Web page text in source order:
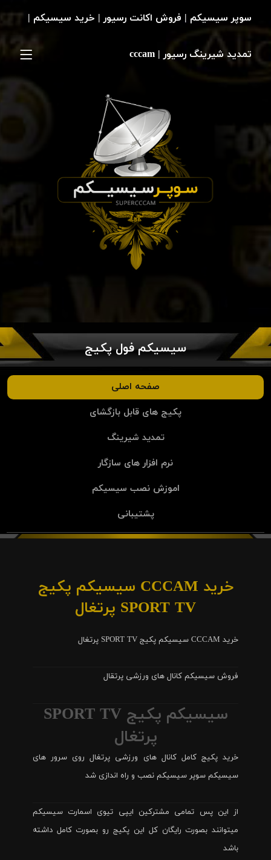
سیسیکم فول پکیج
صفحه اصلی
پکیج های قابل بازگشای
تمدید شیرینگ
نرم افزار های سازگار
اموزش نصب سیسیکم
پشتیبانی
خرید CCCAM سیسیکم پکیج
SPORT TV پرتغال
خرید CCCAM سیسیکم پکیج SPORT TV پرتغال
فروش سیسیکم کانال های ورزشی پرتقال
سیسیکم پکیج SPORT TV
پرتغال
خرید پکیج کامل کانال های ورزشی پرتغال روی سرور های
سیسیکم سوپر سیسیکم نصب و راه اندازی شد
از این پس تمامی مشترکین ایپی تیوی اسمارت سیسیکم
میتوانند بصورت رایگان کل این پکیج رو بصورت کامل داشته
باشد
سوپر سیسیکم | فروش اکانت رسیور | خرید سیسیکم |
تمدید شیرینگ رسیور | cccam